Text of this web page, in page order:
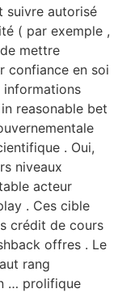
suivre autorisé
( par exemple ,
mettre
confiance en soi
informations
reasonable bet
. Oui,
niveaux
acteur
. Ces cible
crédit de cours
offres . Le
rang
… prolifique